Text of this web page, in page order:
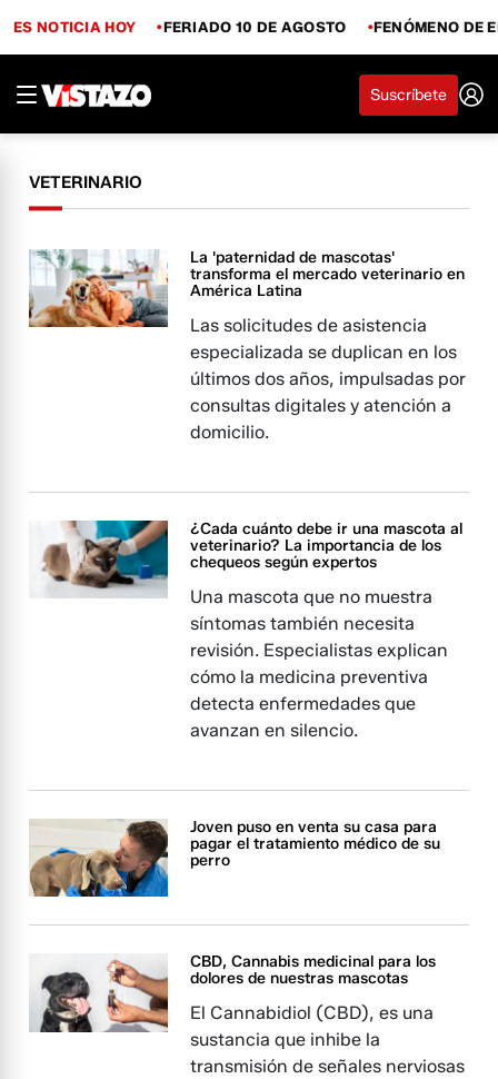
ES NOTICIA HOY FERIADO 10 DE AGOSTO FENÓMENO DE
Suscríbete
VETERINARIO
La 'paternidad de mascotas'
transforma el mercado veterinario en
América Latina
Las solicitudes de asistencia
especializada se duplican en los
últimos dos años, impulsadas por
consultas digitales y atención a
domicilio.
¿Cada cuánto debe ir una mascota al
veterinario? La importancia de los
chequeos según expertos
Una mascota que no muestra
síntomas también necesita
revisión. Especialistas explican
cómo la medicina preventiva
detecta enfermedades que
avanzan en silencio.
Joven puso en venta su casa para
pagar el tratamiento médico de su
perro
CBD, Cannabis medicinal para los
dolores de nuestras mascotas
El Cannabidiol (CBD), es una
sustancia que inhibe la
transmisión de señales nerviosas